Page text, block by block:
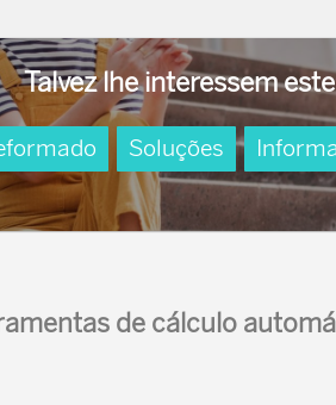
Talvez lhe interessem
Soluções
de cálculo